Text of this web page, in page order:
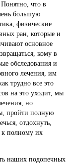
Понятно, что в
большую
физические
ран, которые и
основное
кому в
обследования и
лечения, им
трудно все это
на это уходит, мы
но
пройти полную
отдохнуть,
к полному их
наших подопечных